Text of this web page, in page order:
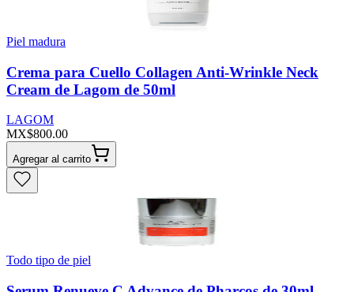
Piel madura
Crema para Cuello Collagen Anti-Wrinkle Neck
Cream de Lagom de 50ml
LAGOM
MX$800.00
Agregar al carrito
Todo tipo de piel